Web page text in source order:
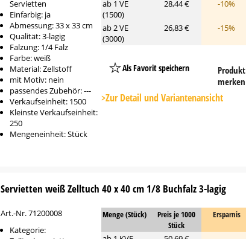
Servietten
Einfarbig: ja
Abmessung: 33 x 33 cm
Qualität: 3-lagig
Falzung: 1/4 Falz
Farbe: weiß
Material: Zellstoff
mit Motiv: nein
passendes Zubehör: ---
Verkaufseinheit: 1500
Kleinste Verkaufseinheit:
250
Mengeneinheit: Stück
ab 1 VE
(1500)
28,44 € -10%
ab 2 VE
(3000)
26,83 € -15%
Als Favorit speichern
Button
Produkt
merken
>Zur Detail und Variantenansicht
Servietten weiß Zelltuch 40 x 40 cm 1/8 Buchfalz 3-lagig
Art.-Nr. 71200008
Kategorie:
Menge (Stück)
Preis je 1000
Stück
Ersparnis